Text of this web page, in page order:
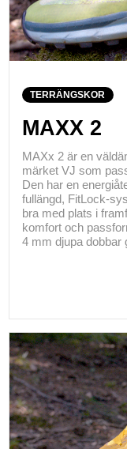
TERRÄNGSKOR
MAXX 2
MAXx 2 är en
märket VJ som
Den har en
fullängd, FitLock-
bra med plats i
komfort och
4 mm djupa dobbar